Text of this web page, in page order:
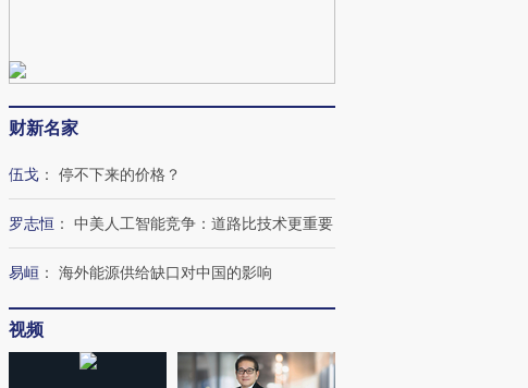
的吸金
什么让中产们甘
育部长拱下台
财新名家
伍戈 ： 停不下来的价格？
罗志恒 ： 中美人工智能竞争：道路比技术更重要
易峘 ： 海外能源供给缺口对中国的影响
视频